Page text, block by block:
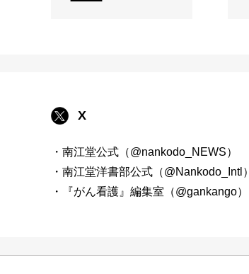
X
・南江堂公式（@nankodo_NEWS）
・南江堂洋書部公式（@Nankodo_Intl）
・『がん看護』編集室（@gankango）